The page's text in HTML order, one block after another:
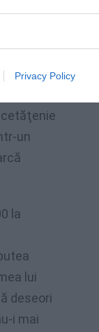
Privacy Policy
cetăţenie
un
la
lui
deseori
i mai